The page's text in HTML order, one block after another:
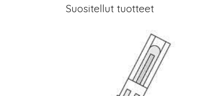
Suositellut tuotteet